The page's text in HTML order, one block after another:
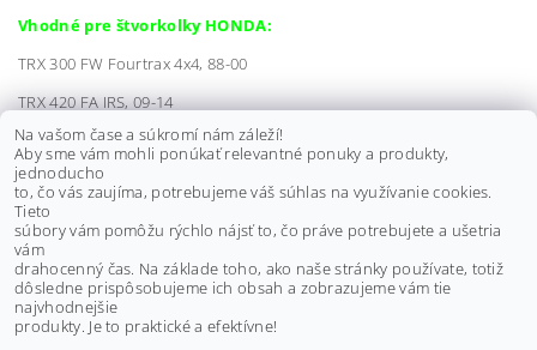
Vhodné pre štvorkolky HONDA:
TRX 300 FW Fourtrax 4x4, 88-00
TRX 420 FA IRS, 09-14
TRX 420 FM, 07-13
TRX 420 FPA IRS, 09-14
TRX 420 FPE, 11-13
TRX 420 FPM, 11-13
Výrobca:
Buďte prvý, kto napíše príspevok k tejto položke.
Na vašom čase a súkromí nám záleží!
Aby sme vám mohli ponúkať relevantné ponuky a produkty,
jednoducho
to, čo vás zaujíma, potrebujeme váš súhlas na využívanie cookies.
Tieto
súbory vám pomôžu rýchlo nájsť to, čo práve potrebujete a ušetria
vám
drahocenný čas. Na základe toho, ako naše stránky používate, totiž
dôsledne prispôsobujeme ich obsah a zobrazujeme vám tie
najvhodnejšie
produkty. Je to praktické a efektívne!